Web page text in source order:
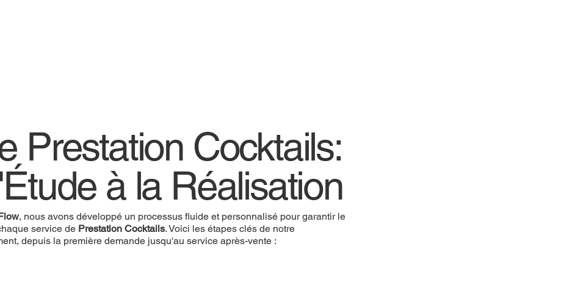
Prestation Cocktails:
à la Réalisation
, nous avons développé un processus fluide et personnalisé pour garantir le
service de Prestation Cocktails. Voici les étapes clés de notre
depuis la première demande jusqu'au service après-vente :